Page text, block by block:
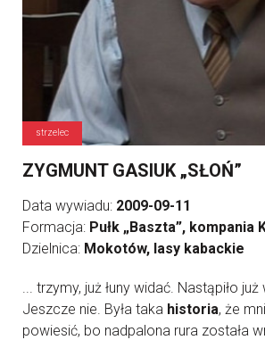
strzelec
ZYGMUNT GASIUK „SŁOŃ”
Data wywiadu: 2009-09-11
Formacja: Pułk „Baszta”, kompania
Dzielnica: Mokotów, lasy kabackie
... trzymy, już łuny widać. Nastąpiło
Jeszcze nie. Była taka historia, że
powiesić, bo nadpalona rura została